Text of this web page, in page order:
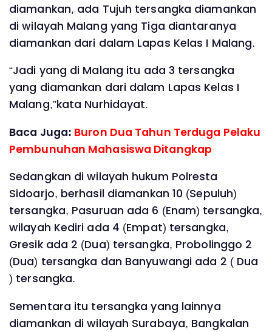
diamankan, ada Tujuh tersangka diamankan
di wilayah Malang yang Tiga diantaranya
diamankan dari dalam Lapas Kelas I Malang.
“Jadi yang di Malang itu ada 3 tersangka
yang diamankan dari dalam Lapas Kelas I
Malang,”kata Nurhidayat.
Baca Juga: Buron Dua Tahun Terduga Pelaku
Pembunuhan Mahasiswa Ditangkap
Sedangkan di wilayah hukum Polresta
Sidoarjo, berhasil diamankan 10 (Sepuluh)
tersangka, Pasuruan ada 6 (Enam) tersangka,
wilayah Kediri ada 4 (Empat) tersangka,
Gresik ada 2 (Dua) tersangka, Probolinggo 2
(Dua) tersangka dan Banyuwangi ada 2 ( Dua
) tersangka.
Sementara itu tersangka yang lainnya
diamankan di wilayah Surabaya, Bangkalan